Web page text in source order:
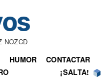
NOZCD
HUMOR
CONTACTAR
¡SALTA!